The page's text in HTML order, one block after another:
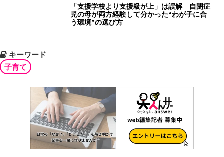
「支援学校より支援級が上」は誤解 自閉症
児の母が両方経験して分かった“わが子に合
う環境”の選び方
キーワード
子育て